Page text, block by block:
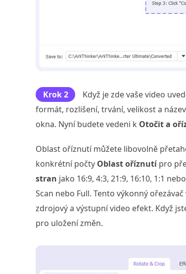
Krok 2
Když je zde vaše video
formát, rozlišení, trvání, velikost a
okna. Nyní budete vedeni k Otočit a
Oblast oříznutí můžete libovolně
konkrétní počty Oblast oříznutípro
stran jako 16:9, 4:3, 21:9, 16:10, 1:1
Scan nebo Full. Tento výkonný
zdrojový a výstupní video efekt. Když
pro uložení změn.